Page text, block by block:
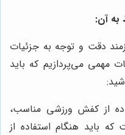
به آن:
دقت و توجه به جزئیات
مهمی می‌پردازیم که باید
از کفش ورزشی مناسب،
باید هنگام استفاده از